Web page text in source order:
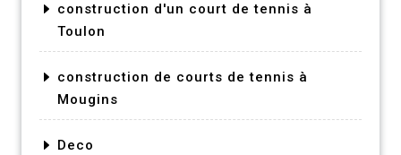
construction d'un court de tennis à
Toulon
construction de courts de tennis à
Mougins
Deco